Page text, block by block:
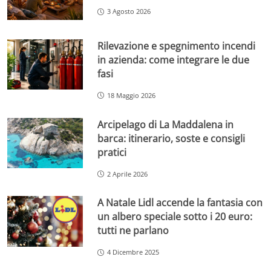
3 Agosto 2026
Rilevazione e spegnimento incendi
in azienda: come integrare le due
fasi
18 Maggio 2026
Arcipelago di La Maddalena in
barca: itinerario, soste e consigli
pratici
2 Aprile 2026
A Natale Lidl accende la fantasia con
un albero speciale sotto i 20 euro:
tutti ne parlano
4 Dicembre 2025